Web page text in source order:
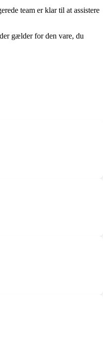
team er klar til at assistere
gælder for den vare, du